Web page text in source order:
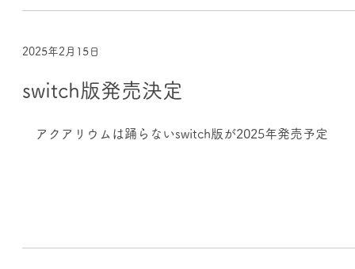
2025年2月15日
switch版発売決定
アクアリウムは踊らないswitch版が2025年発売予定